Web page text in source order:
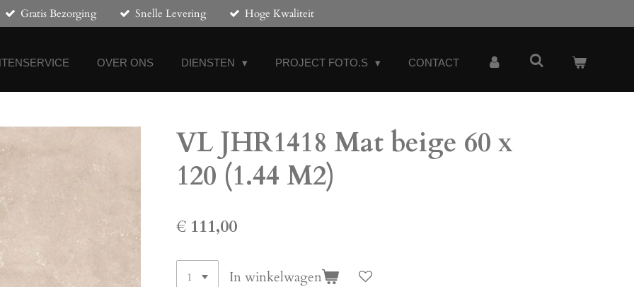
Gratis Bezorging Snelle Levering Hoge Kwaliteit
OVER ONS DIENSTEN PROJECT FOTO.S CONTACT
VL JHR1418 Mat beige 60 x
120 (1.44 M2)
€ 111,00
In winkelwagen